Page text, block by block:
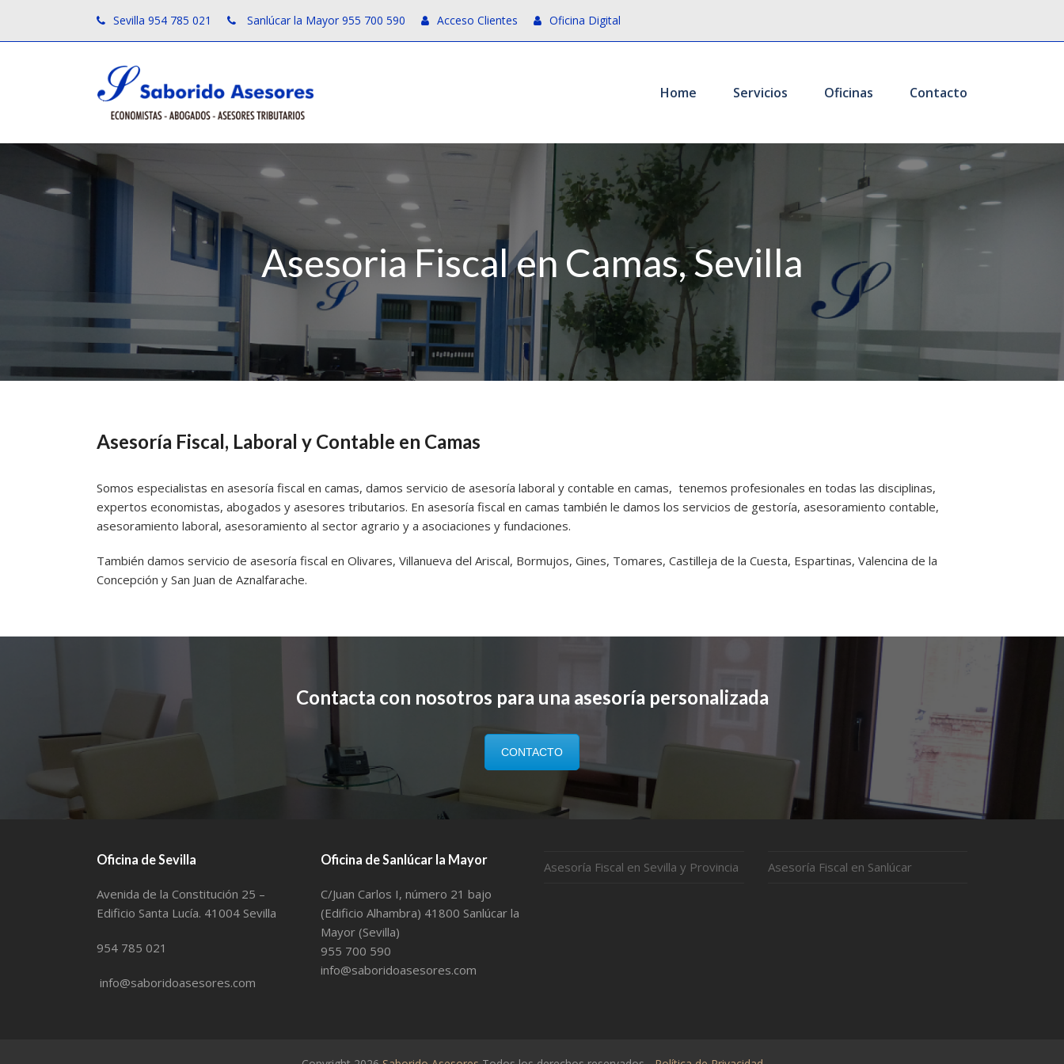
Sevilla 954 785 021 Sanlúcar la Mayor 955 700 590 Acceso Clientes Oficina Digital
Home Servicios Oficinas Contacto
Asesoria Fiscal en Camas, Sevilla
Asesoría Fiscal, Laboral y Contable en Camas
Somos especialistas en asesoría fiscal en camas, damos servicio de asesoría laboral y contable en camas, tenemos profesionales en todas las disciplinas,
expertos economistas, abogados y asesores tributarios. En asesoría fiscal en camas también le damos los servicios de gestoría, asesoramiento contable,
asesoramiento laboral, asesoramiento al sector agrario y a asociaciones y fundaciones.
También damos servicio de asesoría fiscal en Olivares, Villanueva del Ariscal, Bormujos, Gines, Tomares, Castilleja de la Cuesta, Espartinas, Valencina de la
Concepción y San Juan de Aznalfarache.
Contacta con nosotros para una asesoría personalizada
CONTACTO
Oficina de Sevilla
Avenida de la Constitución 25 –
Edificio Santa Lucía. 41004 Sevilla
954 785 021
info@saboridoasesores.com
Oficina de Sanlúcar la Mayor
C/Juan Carlos I, número 21 bajo
(Edificio Alhambra) 41800 Sanlúcar la
Mayor (Sevilla)
955 700 590
info@saboridoasesores.com
Asesoría Fiscal en Sevilla y Provincia Asesoría Fiscal en Sanlúcar